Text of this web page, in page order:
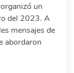
un
del 2023. A
mensajes de
abordaron